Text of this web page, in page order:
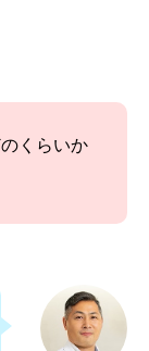
くらいか